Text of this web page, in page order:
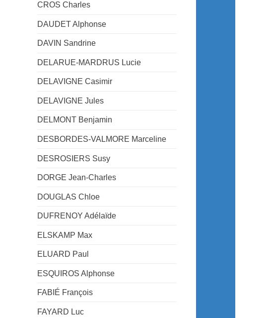
CROS Charles
DAUDET Alphonse
DAVIN Sandrine
DELARUE-MARDRUS Lucie
DELAVIGNE Casimir
DELAVIGNE Jules
DELMONT Benjamin
DESBORDES-VALMORE Marceline
DESROSIERS Susy
DORGE Jean-Charles
DOUGLAS Chloe
DUFRENOY Adélaïde
ELSKAMP Max
ELUARD Paul
ESQUIROS Alphonse
FABIÉ François
FAYARD Luc